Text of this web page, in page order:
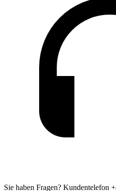
Sie haben Fragen? Kundentelefon